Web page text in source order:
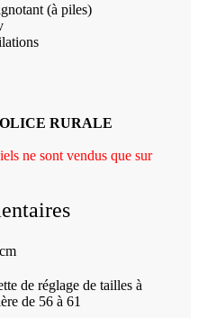
(à piles)
RURALE
ne sont vendus que sur
de réglage de tailles à
de 56 à 61